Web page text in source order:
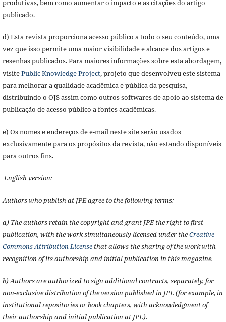
produtivas, bem como aumentar o impacto e as citações do artigo
publicado.
d) Esta revista proporciona acesso público a todo o seu conteúdo, uma
vez que isso permite uma maior visibilidade e alcance dos artigos e
resenhas publicados. Para maiores informações sobre esta abordagem,
visitePublic Knowledge Project, projeto que desenvolveu este sistema
para melhorar a qualidade acadêmica e pública da pesquisa,
distribuindo o OJS assim como outros softwares de apoio ao sistema de
publicação de acesso público a fontes acadêmicas.
e) Os nomes e endereços de e-mail neste site serão usados
exclusivamente para os propósitos da revista, não estando disponíveis
para outros fins.
English version:
Authors who publish at JPE agree to the following terms:
a) The authors retain the copyright and grant JPE the right to first
publication, with the work simultaneously licensed under theCreative
Commons Attribution Licensethat allows the sharing of the work with
recognition of its authorship and initial publication in this magazine.
b) Authors are authorized to sign additional contracts, separately, for
non-exclusive distribution of the version published in JPE (for example, in
institutional repositories or book chapters, with acknowledgment of
their authorship and initial publication at JPE).